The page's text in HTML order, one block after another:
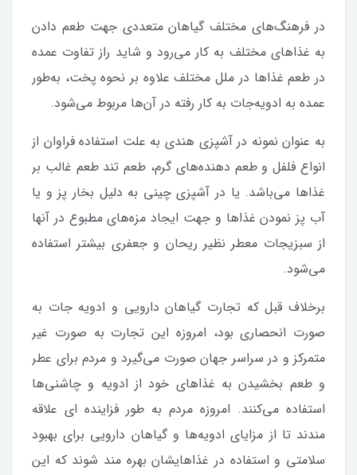
در فرهنگ‌های مختلف گیاهان متعددی جهت طعم دادن
به غذاهای مختلف به کار می‌رود و شاید راز تفاوت عمده
در طعم غذاها در ملل مختلف علاوه بر نحوه پخت، به‌طور
عمده به ادویه‌جات به کار رفته در آن‌ها مربوط می‌شود.
به عنوان نمونه در آشپزی هندی به علت استفاده فراوان از
انواع فلفل و طعم دهنده‌های گرم، طعم تند طعم غالب بر
غذاها می‌باشد. یا در آشپزی چینی به دلیل بخار پز و یا
آب پز نمودن غذاها و جهت ایجاد مزه‌های مطبوع در آنها
از سبزیجات معطر نظیر ریحان و جعفری بیشتر استفاده
می‌شود.
برخلاف قبل که تجارت گیاهان دارویی و ادویه جات به
صورت انحصاری بود، امروزه این تجارت به صورت غیر
متمرکز و در سراسر جهان صورت می‌گیرد و مردم برای عطر
و طعم بخشیدن به غذاهای خود از ادویه و چاشنی‌ها
استفاده می‌کنند. امروزه مردم به طور فزاینده‌ ای علاقه
مندند تا از مزایای ادویه‌ها و گیاهان دارویی برای بهبود
سلامتی و استفاده در غذاهایشان بهره مند شوند که این